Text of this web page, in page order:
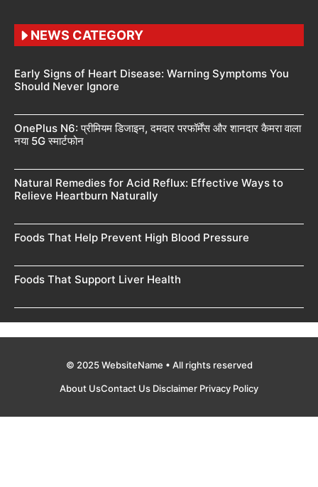
NEWS CATEGORY
Early Signs of Heart Disease: Warning Symptoms You
Should Never Ignore
OnePlus N6: प्रीमियम डिजाइन, दमदार परफॉर्मेंस और शानदार कैमरा वाला
नया 5G स्मार्टफोन
Natural Remedies for Acid Reflux: Effective Ways to
Relieve Heartburn Naturally
Foods That Help Prevent High Blood Pressure
Foods That Support Liver Health
© 2025 WebsiteName • All rights reserved
About UsContact Us Disclaimer Privacy Policy